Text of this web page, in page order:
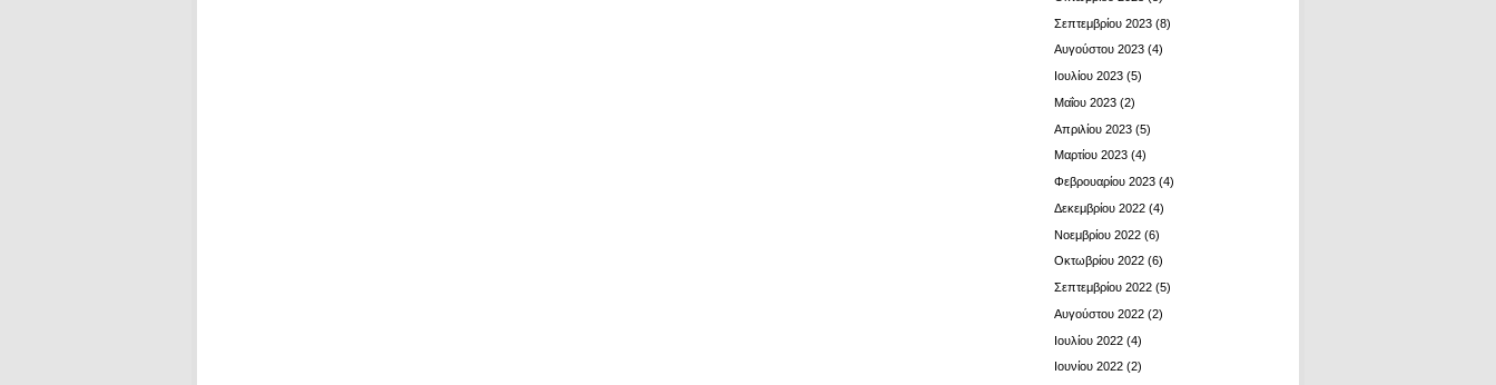
Σεπτεμβρίου 2023 (8)
Αυγούστου 2023 (4)
Ιουλίου 2023 (5)
Μαΐου 2023 (2)
Απριλίου 2023 (5)
Μαρτίου 2023 (4)
Φεβρουαρίου 2023 (4)
Δεκεμβρίου 2022 (4)
Νοεμβρίου 2022 (6)
Οκτωβρίου 2022 (6)
Σεπτεμβρίου 2022 (5)
Αυγούστου 2022 (2)
Ιουλίου 2022 (4)
Ιουνίου 2022 (2)